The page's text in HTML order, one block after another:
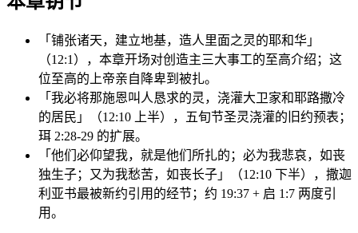
「铺张诸天，建立地基，造人里面之灵的耶和华」
（12:1），本章开场对创造主三大事工的至高介绍；这
位至高的上帝亲自降卑到被扎。
「我必将那施恩叫人恳求的灵，浇灌大卫家和耶路撒冷
的居民」（12:10 上半），五旬节圣灵浇灌的旧约预表；
珥 2:28-29 的扩展。
「他们必仰望我，就是他们所扎的；必为我悲哀，如丧
独生子；又为我愁苦，如丧长子」（12:10 下半），撒迦
利亚书最被新约引用的经节；约 19:37 + 启 1:7 两度引
用。